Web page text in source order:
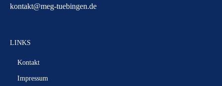
kontakt@meg-tuebingen.de
LINKS
Kontakt
Impressum